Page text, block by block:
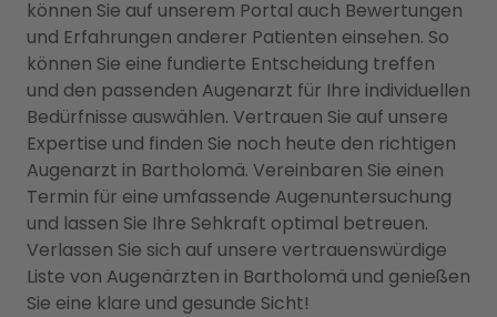
können Sie auf unserem Portal auch Bewertungen
und Erfahrungen anderer Patienten einsehen. So
können Sie eine fundierte Entscheidung treffen
und den passenden Augenarzt für Ihre individuellen
Bedürfnisse auswählen. Vertrauen Sie auf unsere
Expertise und finden Sie noch heute den richtigen
Augenarzt in Bartholomä. Vereinbaren Sie einen
Termin für eine umfassende Augenuntersuchung
und lassen Sie Ihre Sehkraft optimal betreuen.
Verlassen Sie sich auf unsere vertrauenswürdige
Liste von Augenärzten in Bartholomä und genießen
Sie eine klare und gesunde Sicht!